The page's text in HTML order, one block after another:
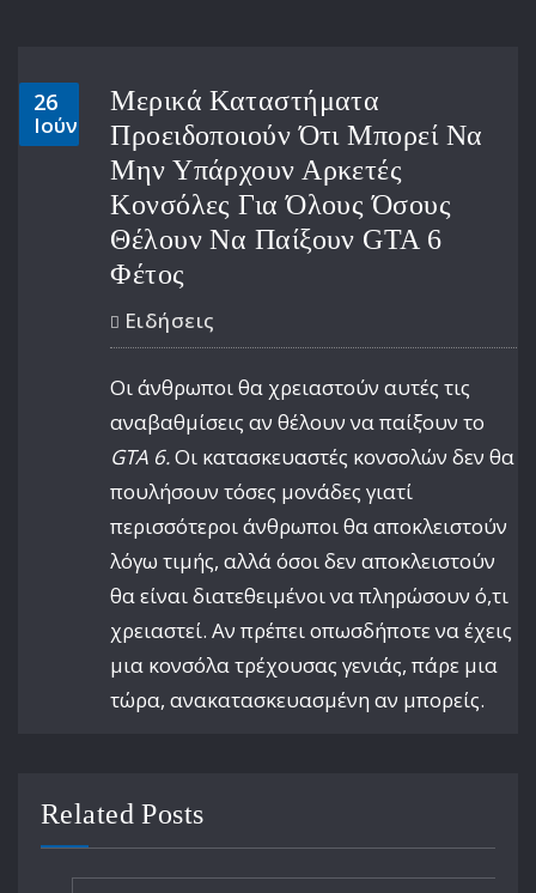
26
Ιούν
Μερικά Καταστήματα
Προειδοποιούν Ότι Μπορεί Να
Μην Υπάρχουν Αρκετές
Κονσόλες Για Όλους Όσους
Θέλουν Να Παίξουν GTA 6
Φέτος
Ειδήσεις
Οι άνθρωποι θα χρειαστούν αυτές τις
αναβαθμίσεις αν θέλουν να παίξουν το
GTA 6.Οι κατασκευαστές κονσολών δεν θα
πουλήσουν τόσες μονάδες γιατί
περισσότεροι άνθρωποι θα αποκλειστούν
λόγω τιμής, αλλά όσοι δεν αποκλειστούν
θα είναι διατεθειμένοι να πληρώσουν ό,τι
χρειαστεί. Αν πρέπει οπωσδήποτε να έχεις
μια κονσόλα τρέχουσας γενιάς, πάρε μια
τώρα, ανακατασκευασμένη αν μπορείς.
Related Posts